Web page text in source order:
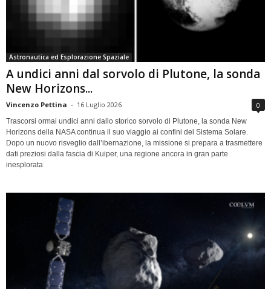
Astronautica ed Esplorazione Spaziale
A undici anni dal sorvolo di Plutone, la sonda
New Horizons...
Vincenzo Pettina - 16 Luglio 2026 0
Trascorsi ormai undici anni dallo storico sorvolo di Plutone, la sonda New
Horizons della NASA continua il suo viaggio ai confini del Sistema Solare.
Dopo un nuovo risveglio dall’ibernazione, la missione si prepara a trasmettere
dati preziosi dalla fascia di Kuiper, una regione ancora in gran parte
inesplorata